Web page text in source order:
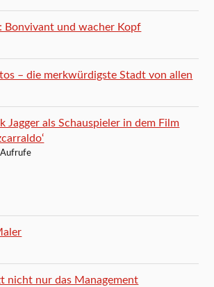
Bonvivant und wacher Kopf
– die merkwürdigste Stadt von allen
Jagger als Schauspieler in dem Film
nicht nur das Management